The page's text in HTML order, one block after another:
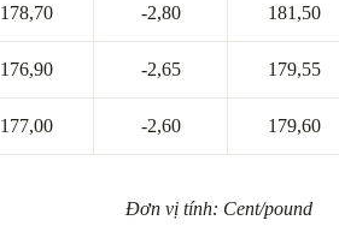
178,70 -2,80 181,50
176,90 -2,65 179,55
177,00 -2,60 179,60
Đơn vị tính: Cent/pound